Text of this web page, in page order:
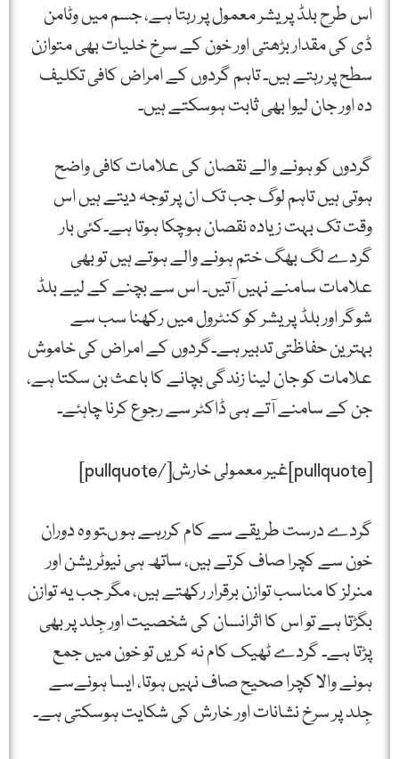
اس طرح بلڈ پریشر معمول پر رہتا ہے، جسم میں وٹامن
ڈی کی مقدار بڑھتی اور خون کے سرخ خلیات بھی متوازن
سطح پر رہتے ہیں۔ تاہم گردوں کے امراض کافی تکلیف
دہ اور جان لیوا بھی ثابت ہوسکتے ہیں۔
گردوں کو ہونے والے نقصان کی علامات کافی واضح
ہوتی ہیں تاہم لوگ جب تک ان پر توجہ دیتے ہیں اس
وقت تک بہت زیادہ نقصان ہوچکا ہوتا ہے۔کئی بار
گردے لگ بھگ ختم ہونے والے ہوتے ہیں تو بھی
علامات سامنے نہیں آتیں۔ اس سے بچنے کے لیے بلڈ
شوگر اور بلڈ پریشر کو کنٹرول میں رکھنا سب سے
بہترین حفاظتی تدبیر ہے۔گردوں کے امراض کی خاموش
علامات کو جان لینا زندگی بچانے کا باعث بن سکتا ہے،
جن کے سامنے آتے ہی ڈاکٹر سے رجوع کرنا چاہئے۔
[pullquote]غیر معمولی خارش[/pullquote]
گردے درست طریقے سے کام کررہے ہو ںتو وہ دوران
خون سے کچرا صاف کرتے ہیں، ساتھ ہی نیوٹریشن اور
منرلز کا مناسب توازن برقرار رکھتے ہیں، مگر جب یہ توازن
بگڑتا ہے تو اس کا اثرانسان کی شخصیت اور جِلد پر بھی
پڑتا ہے۔ گردے ٹھیک کام نہ کریں تو خون میں جمع
ہونے والا کچرا صحیح صاف نہیں ہوتا، ایسا ہونےسے
جِلد پر سرخ نشانات اور خارش کی شکایت ہوسکتی ہے۔